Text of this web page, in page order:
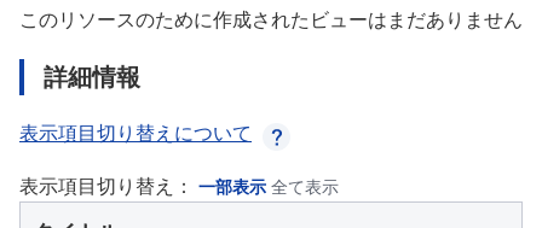
このリソースのために作成されたビューはまだありません
詳細情報
表示項目切り替えについて
表示項目切り替え： 一部表示 全て表示